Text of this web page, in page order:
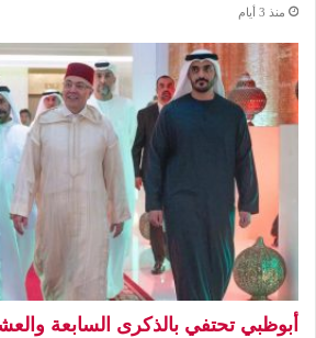
منذ 3 أيام
أبوظبي تحتفي بالذكرى السابعة